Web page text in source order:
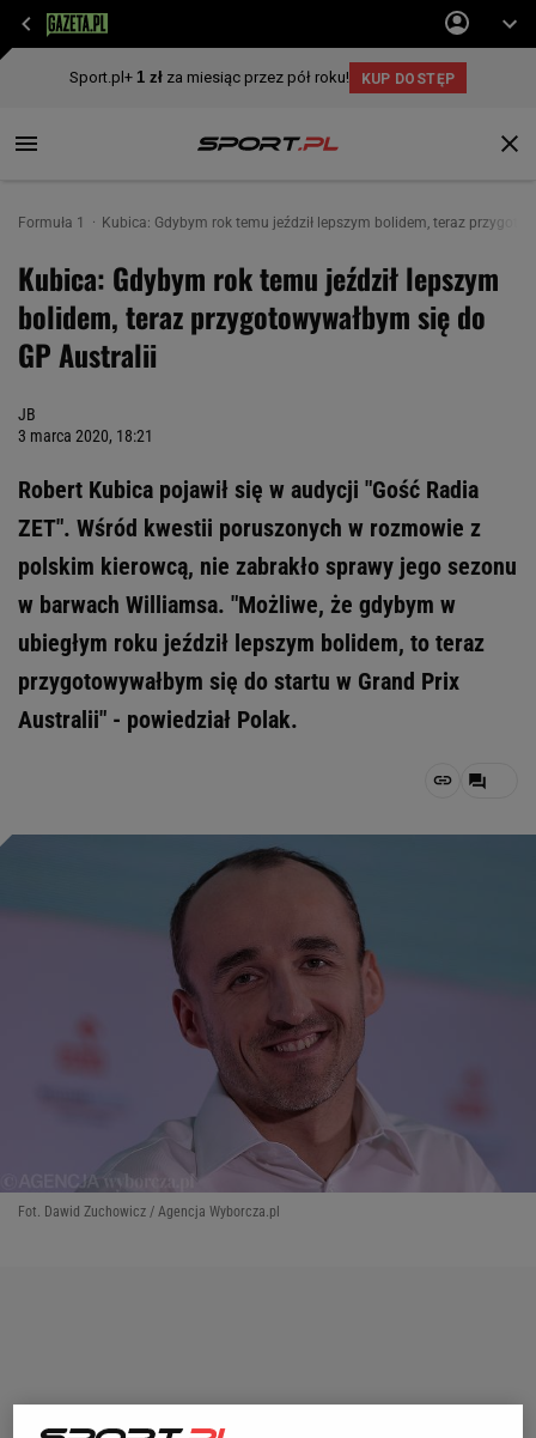
Formuła 1 Kubica: Gdybym rok temu jeździł lepszym bolidem, teraz
Kubica: Gdybym rok temu jeździł lepszym
bolidem, teraz przygotowywałbym się do
GP Australii
JB
3 marca 2020, 18:21
Robert Kubica pojawił się w audycji "Gość Radia
ZET". Wśród kwestii poruszonych w rozmowie z
polskim kierowcą, nie zabrakło sprawy jego sezonu
w barwach Williamsa. "Możliwe, że gdybym w
ubiegłym roku jeździł lepszym bolidem, to teraz
przygotowywałbym się do startu w Grand Prix
Australii" - powiedział Polak.
Fot. Dawid Zuchowicz / Agencja Wyborcza.pl